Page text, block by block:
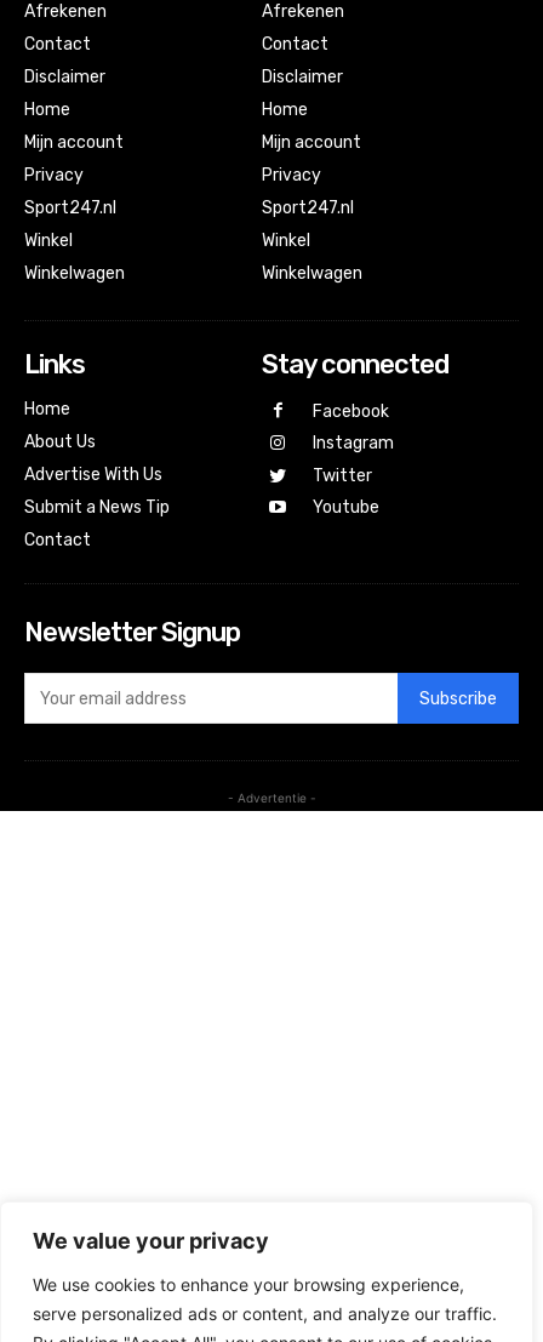
We value your privacy
We use cookies to enhance your browsing experience,
serve personalized ads or content, and analyze our traffic.
Afrekenen
Contact
Disclaimer
Home
Mijn account
Privacy
Sport247.nl
Winkel
Winkelwagen
Afrekenen
Contact
Disclaimer
Home
Mijn account
Privacy
Sport247.nl
Winkel
Winkelwagen
Links
Home
About Us
Advertise With Us
Submit a News Tip
Contact
Stay connected
Facebook
Instagram
Twitter
Youtube
Newsletter Signup
Subscribe
- Advertentie -